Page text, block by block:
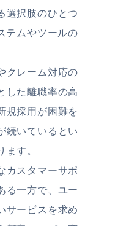
選択肢のひとつ
テムやツールの
クレーム対応の
した離職率の高
規採用が困難を
続いているとい
ます。
カスタマーサポ
る一方で、ユー
サービスを求め